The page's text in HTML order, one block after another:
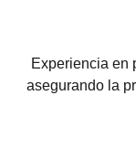
Experiencia en
asegurando la